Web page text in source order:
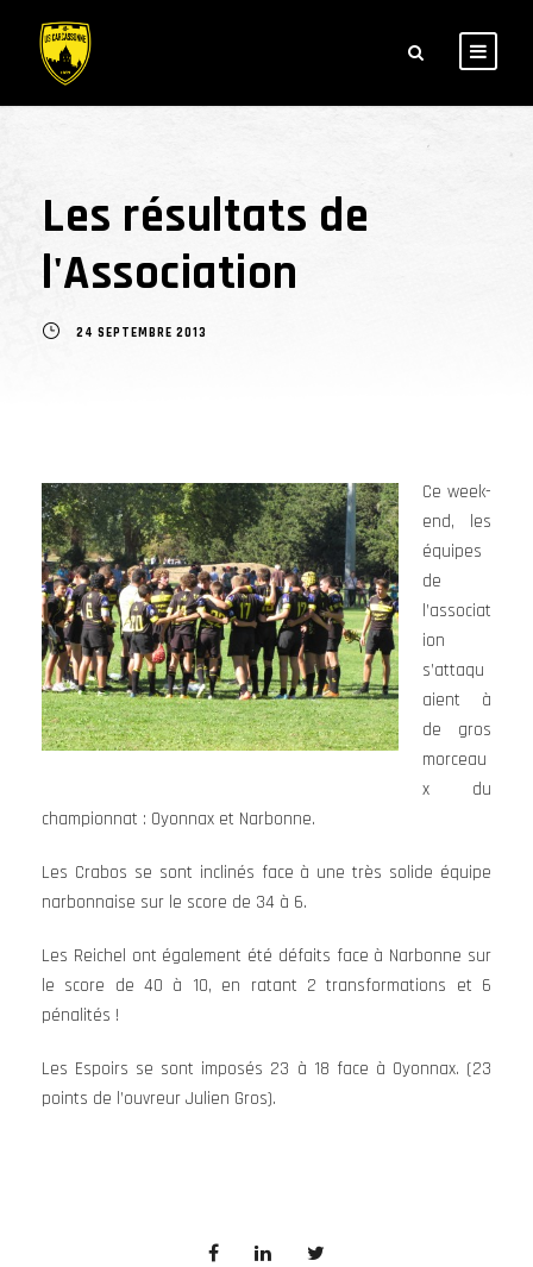
Les résultats de
l'Association
24 SEPTEMBRE 2013
Ce week-
end, les
équipes
de
l’associat
ion
s’attaqu
aient à
de gros
morceau
x du
championnat : Oyonnax et Narbonne.
Les Crabos se sont inclinés face à une très solide équipe
narbonnaise sur le score de 34 à 6.
Les Reichel ont également été défaits face à Narbonne sur
le score de 40 à 10, en ratant 2 transformations et 6
pénalités !
Les Espoirs se sont imposés 23 à 18 face à Oyonnax. (23
points de l’ouvreur Julien Gros).